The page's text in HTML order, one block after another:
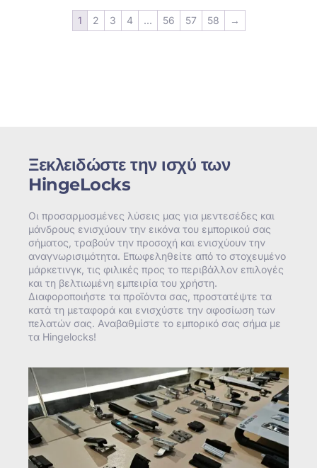
1 2 3 4 ... 56 57 58 →
Ξεκλειδώστε την ισχύ των
HingeLocks
Οι προσαρμοσμένες λύσεις μας για μεντεσέδες και
μάνδρους ενισχύουν την εικόνα του εμπορικού σας
σήματος, τραβούν την προσοχή και ενισχύουν την
αναγνωρισιμότητα. Επωφεληθείτε από το στοχευμένο
μάρκετινγκ, τις φιλικές προς το περιβάλλον επιλογές
και τη βελτιωμένη εμπειρία του χρήστη.
Διαφοροποιήστε τα προϊόντα σας, προστατέψτε τα
κατά τη μεταφορά και ενισχύστε την αφοσίωση των
πελατών σας. Αναβαθμίστε το εμπορικό σας σήμα με
τα Hingelocks!